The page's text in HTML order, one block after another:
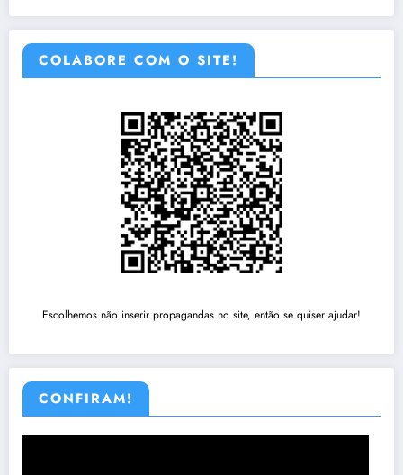
COLABORE COM O SITE!
Escolhemos não inserir propagandas no site, então se quiser ajudar!
CONFIRAM!